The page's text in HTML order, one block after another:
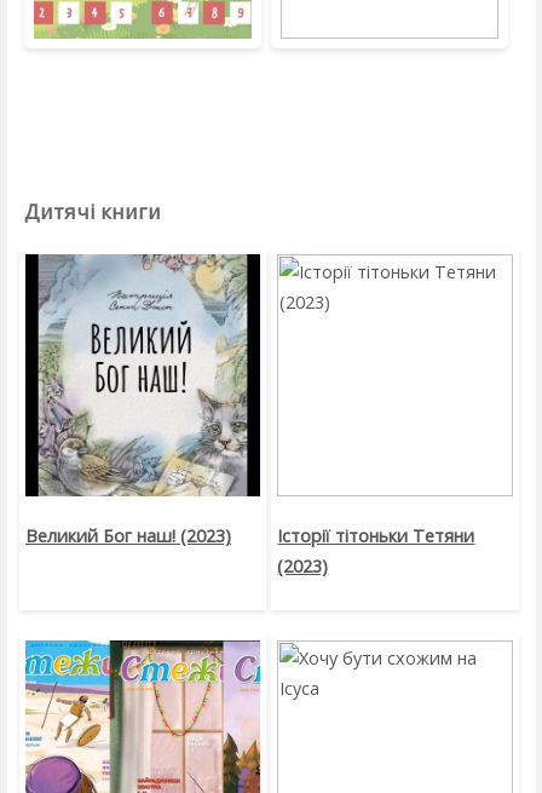
Дитячі книги
Великий Бог наш! (2023)
Історії тітоньки Тетяни
(2023)